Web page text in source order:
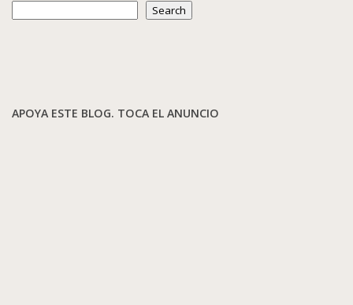
Search
APOYA ESTE BLOG. TOCA EL ANUNCIO